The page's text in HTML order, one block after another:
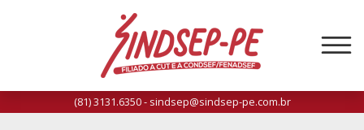
(81) 3131.6350 - sindsep@sindsep-pe.com.br